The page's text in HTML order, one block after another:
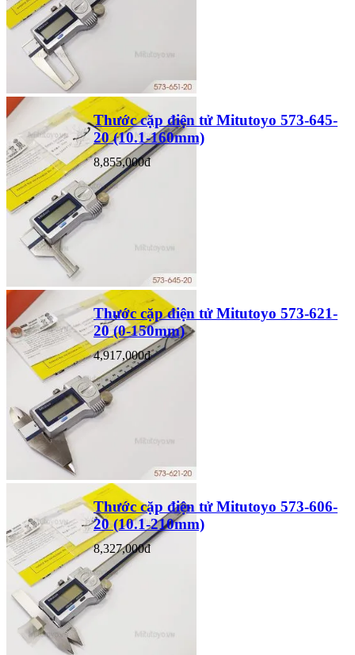
Thước cặp điện tử Mitutoyo 573-645-
20 (10.1-160mm)
8,855,000đ
Thước cặp điện tử Mitutoyo 573-621-
20 (0-150mm)
4,917,000đ
Thước cặp điện tử Mitutoyo 573-606-
20 (10.1-210mm)
8,327,000đ